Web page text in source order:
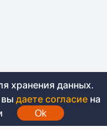
сайте не
вся
хранения данных.
вы даете согласие на
Ok